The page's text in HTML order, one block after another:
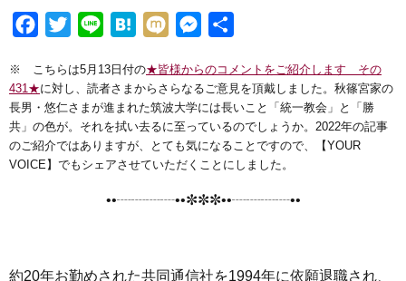
c
b
o
i
t
t
e
n
e
H
t
e
n
a
M
x
i
s
e
n
e
※ こちらは5月13日付の★皆様からのコメントをご紹介します その
431★に対し、読者さまからさらなるご意見を頂戴しました。秋篠宮家の
長男・悠仁さまが進まれた筑波大学には長いこと「統一教会」と「勝
共」の色が。それを拭い去るに至っているのでしょうか。2022年の記事
のご紹介ではありますが、とても気になることですので、【YOUR
VOICE】でもシェアさせていただくことにしました。
••┈┈┈┈••✼✼✼••┈┈┈┈••
約20年お勤めされた共同通信社を1994年に依願退職され、